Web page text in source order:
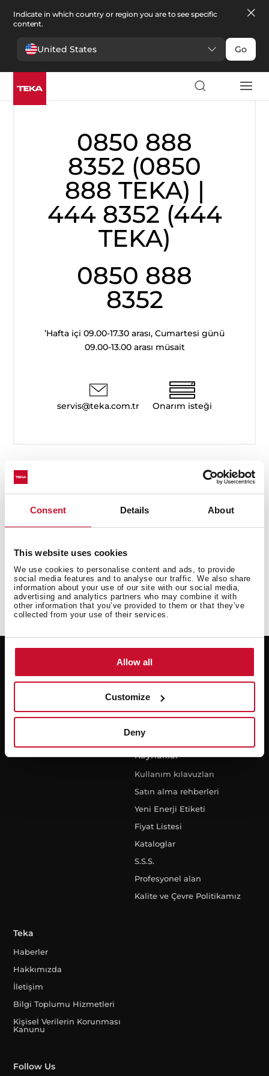
Consent Details About
This website uses cookies
We use cookies to personalise content and ads, to provide
social media features and to analyse our traffic. We also share
information about your use of our site with our social media,
advertising and analytics partners who may combine it with
other information that you’ve provided to them or that they’ve
collected from your use of their services.
Allow all
Customize
Deny
Indicate in which country or region you are to see specific
content.
United States Go
Müşteri Hizmetleri
0850 888
8352 (0850
888 TEKA) |
444 8352 (444
TEKA)
0850 888
8352
’Hafta içi 09.00-17.30 arası, Cumartesi günü
09.00-13.00 arası müsait
servis@teka.com.tr Onarım isteği
Kılavuzlar
buradan indirebilirsiniz.
Ankastre Fırın
Ankastre Bulaşık Makinesi
Destek
Onarım isteği
Pratik Çözümler
Garanti
Kaynaklar
Kullanım kılavuzları
Satın alma rehberleri
Yeni Enerji Etiketi
Fiyat Listesi
Kataloglar
S.S.S.
Profesyonel alan
Kalite ve Çevre Politikamız
Teka
Haberler
Hakkımızda
İletişim
Bilgi Toplumu Hizmetleri
Kişisel Verilerin Korunması
Kanunu
Follow Us